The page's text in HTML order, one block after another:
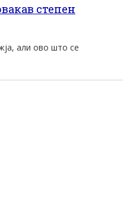
степен
али ово што се